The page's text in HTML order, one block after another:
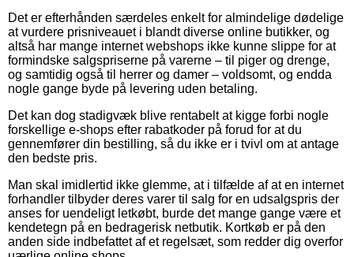
Det er efterhånden særdeles enkelt for almindelige dødelige
at vurdere prisniveauet i blandt diverse online butikker, og
altså har mange internet webshops ikke kunne slippe for at
formindske salgspriserne på varerne – til piger og drenge,
og samtidig også til herrer og damer – voldsomt, og endda
nogle gange byde på levering uden betaling.
Det kan dog stadigvæk blive rentabelt at kigge forbi nogle
forskellige e-shops efter rabatkoder på forud for at du
gennemfører din bestilling, så du ikke er i tvivl om at antage
den bedste pris.
Man skal imidlertid ikke glemme, at i tilfælde af at en internet
forhandler tilbyder deres varer til salg for en udsalgspris der
anses for uendeligt letkøbt, burde det mange gange være et
kendetegn på en bedragerisk netbutik. Kortkøb er på den
anden side indbefattet af et regelsæt, som redder dig overfor